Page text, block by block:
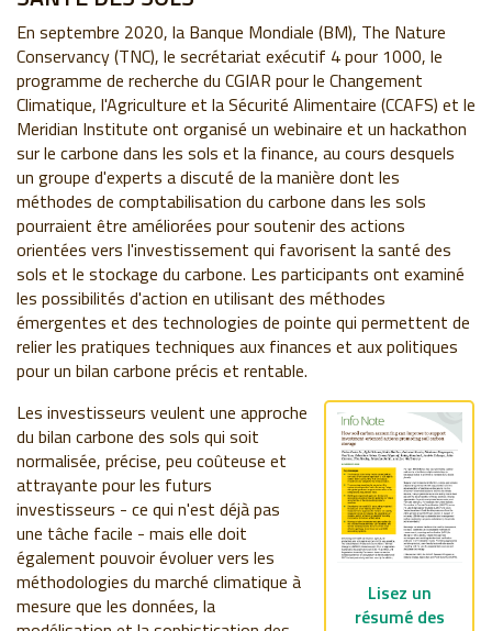
En septembre 2020, la Banque Mondiale (BM), The Nature
Conservancy (TNC), le secrétariat exécutif 4 pour 1000, le
programme de recherche du CGIAR pour le Changement
Climatique, l'Agriculture et la Sécurité Alimentaire (CCAFS) et le
Meridian Institute ont organisé un webinaire et un hackathon
sur le carbone dans les sols et la finance, au cours desquels
un groupe d'experts a discuté de la manière dont les
méthodes de comptabilisation du carbone dans les sols
pourraient être améliorées pour soutenir des actions
orientées vers l'investissement qui favorisent la santé des
sols et le stockage du carbone. Les participants ont examiné
les possibilités d'action en utilisant des méthodes
émergentes et des technologies de pointe qui permettent de
relier les pratiques techniques aux finances et aux politiques
pour un bilan carbone précis et rentable.
Lisez un
résumé des
Les investisseurs veulent une approche
du bilan carbone des sols qui soit
normalisée, précise, peu coûteuse et
attrayante pour les futurs
investisseurs - ce qui n'est déjà pas
une tâche facile - mais elle doit
également pouvoir évoluer vers les
méthodologies du marché climatique à
mesure que les données, la